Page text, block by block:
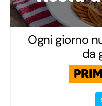
Ogni giorno
da